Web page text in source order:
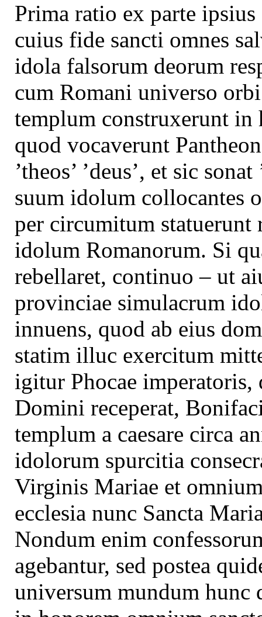
Prima ratio ex parte
cuius fide sancti omnes
idola falsorum deorum
cum Romani universo
templum construxerunt
quod vocaverunt
’theos’ ’deus’, et sic
suum idolum collocantes
per circumitum statuerunt
idolum Romanorum. Si
rebellaret, continuo – ut
provinciae simulacrum
innuens, quod ab eius
statim illuc exercitum
igitur Phocae
Domini receperat,
templum a caesare circa
idolorum spurcitia
Virginis Mariae et
ecclesia nunc Sancta
Nondum enim
agebantur, sed postea
universum mundum